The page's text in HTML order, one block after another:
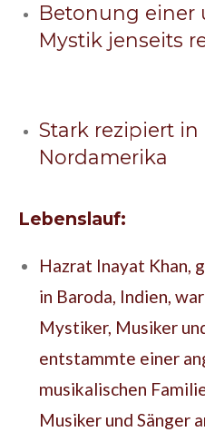
Betonung einer
Mystik jenseits
Stark rezipiert
Nordamerika
Lebenslauf:
Hazrat Inayat Khan,
in Baroda, Indien,
Mystiker, Musiker
entstammte einer
musikalischen
Musiker und Sänger